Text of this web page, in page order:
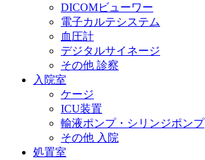
DICOMビューワー
電子カルテシステム
血圧計
デジタルサイネージ
その他 診察
入院室
ケージ
ICU装置
輸液ポンプ・シリンジポンプ
その他 入院
処置室